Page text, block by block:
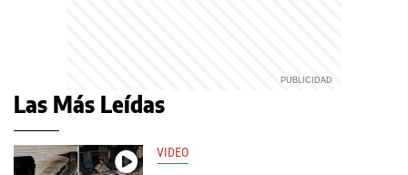
Las Más Leídas
VIDEO